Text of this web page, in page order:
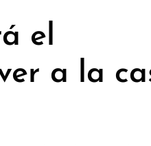
el
a la